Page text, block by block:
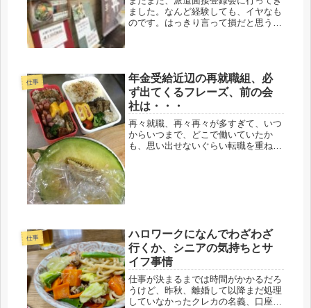
ました。なんど経験しても、イヤなも
のです。はっきり言って損だと思う、
中...
仕事
年金受給近辺の再就職組、必
ず出てくるフレーズ、前の会
社は・・・
再々就職、再々再々が多すぎて、いつ
からいつまで、どこで働いていたか
も、思い出せないぐらい転職を重ねた
仕事
ハロワークになんでわざわざ
行くか、シニアの気持ちとサ
イフ事情
仕事が決まるまでは時間がかかるだろ
うけど、昨秋、離婚して以降まだ処理
していなかったクレカの名義、口座変